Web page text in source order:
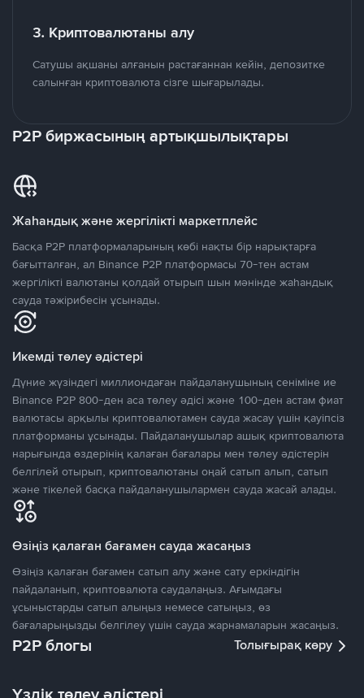
3. Криптовалютаны алу
Сатушы ақшаны алғанын растағаннан кейін, депозитке
салынған криптовалюта сізге шығарылады.
P2P биржасының артықшылықтары
Жаһандық және жергілікті маркетплейс
Басқа P2P платформаларының көбі нақты бір нарықтарға
бағытталған, ал Binance P2P платформасы 70-тен астам
жергілікті валютаны қолдай отырып шын мәнінде жаһандық
сауда тәжірибесін ұсынады.
Икемді төлеу әдістері
Дүние жүзіндегі миллиондаған пайдаланушының сеніміне ие
Binance P2P 800-ден аса төлеу әдісі және 100-ден астам фиат
валютасы арқылы криптовалютамен сауда жасау үшін қауіпсіз
платформаны ұсынады. Пайдаланушылар ашық криптовалюта
нарығында өздерінің қалаған бағалары мен төлеу әдістерін
белгілей отырып, криптовалютаны оңай сатып алып, сатып
және тікелей басқа пайдаланушылармен сауда жасай алады.
Өзіңіз қалаған бағамен сауда жасаңыз
Өзіңіз қалаған бағамен сатып алу және сату еркіндігін
пайдаланып, криптовалюта саудалаңыз. Ағымдағы
ұсыныстарды сатып алыңыз немесе сатыңыз, өз
бағаларыңызды белгілеу үшін сауда жарнамаларын жасаңыз.
P2P блогы Толығырақ көру